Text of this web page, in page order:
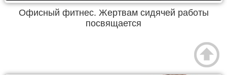
Офисный фитнес. Жертвам сидячей работы
посвящается